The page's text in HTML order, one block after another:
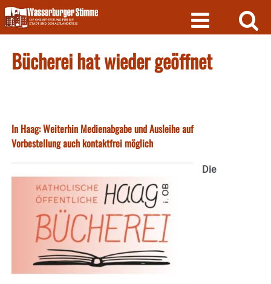
Skip
to
content
Bücherei hat wieder geöffnet
In Haag: Weiterhin Medienabgabe und Ausleihe auf
Vorbestellung auch kontaktfrei möglich
Die